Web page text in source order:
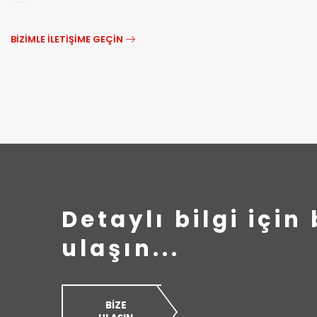
BİZİMLE İLETİŞİME GEÇİN
Detaylı bilgi için
ulaşın...
BİZE